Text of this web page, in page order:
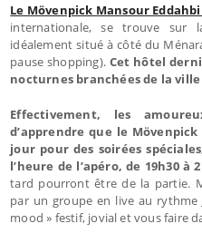
Le Mövenpick Mansour
internationale, se trouve sur
idéalement situé à côté du
pause shopping). Cet hôtel
nocturnes branchées de la
Effectivement, les
d’apprendre que le
jour pour des soirées
l’heure de l’apéro, de 19h30 à
tard pourront être de la partie.
par un groupe en live au
mood » festif, jovial et vous faire